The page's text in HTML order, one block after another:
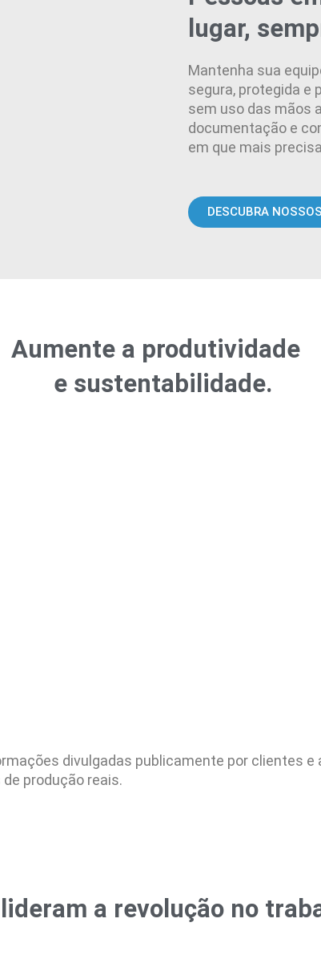
lugar,
Mantenha sua
segura, protegida e
sem uso das mãos
documentação e
em que mais
DESCUBRA
Aumente a produtividade
e sustentabilidade.
divulgadas publicamente por clientes
produção reais.
a revolução no